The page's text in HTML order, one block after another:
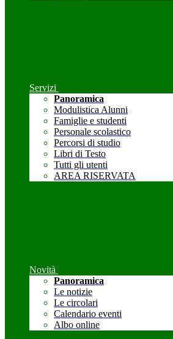
Servizi
Panoramica
Modulistica Alunni
Famiglie e studenti
Personale scolastico
Percorsi di studio
Libri di Testo
Tutti gli utenti
AREA RISERVATA
Novità
Panoramica
Le notizie
Le circolari
Calendario eventi
Albo online